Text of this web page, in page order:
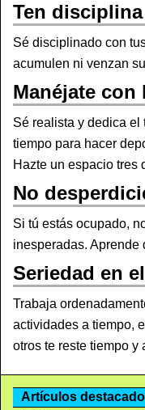
Ten disciplina
Sé disciplinado con
acumulen ni venzan
Manéjate
Sé realista y dedica el
tiempo para hacer
Hazte un espacio tres
No
Si tú estás ocupado,
inesperadas. Aprende
Seriedad en
Trabaja
actividades a tiempo,
otros te reste tiempo y
Artículos